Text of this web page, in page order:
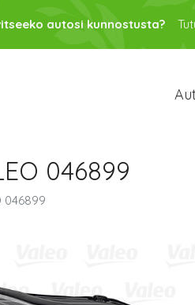
autosi kunnostusta?
046899
046899